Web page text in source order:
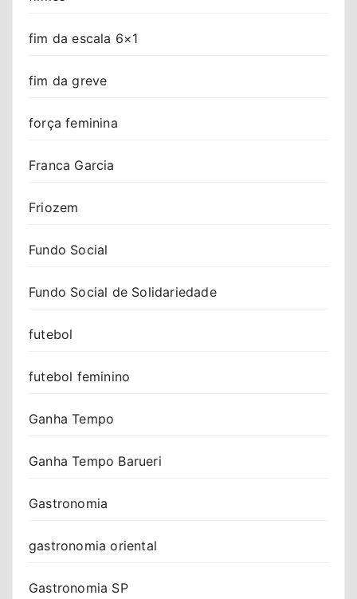
fim da escala 6×1
fim da greve
força feminina
Franca Garcia
Friozem
Fundo Social
Fundo Social de Solidariedade
futebol
futebol feminino
Ganha Tempo
Ganha Tempo Barueri
Gastronomia
gastronomia oriental
Gastronomia SP